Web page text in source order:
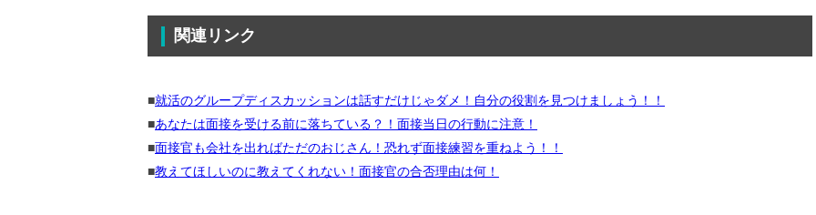
関連リンク
■就活のグループディスカッションは話すだけじゃダメ！自分の役割を見つけましょう！！
■あなたは面接を受ける前に落ちている？！面接当日の行動に注意！
■面接官も会社を出ればただのおじさん！恐れず面接練習を重ねよう！！
■教えてほしいのに教えてくれない！面接官の合否理由は何！